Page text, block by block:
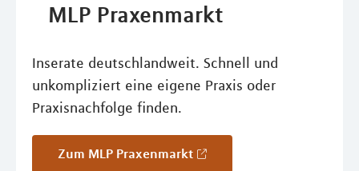
MLP Praxenmarkt
Inserate deutschlandweit. Schnell und
unkompliziert eine eigene Praxis oder
Praxisnachfolge finden.
Zum MLP Praxenmarkt